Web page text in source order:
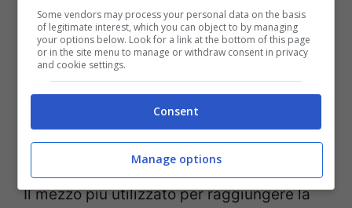
Leggi anche –>La spiaggia caraibica più
bella d’Europa è in Corsica: un paradiso a
due passi da noi
Guida della Corsica: arrivare in
nave
Il mezzo più utilizzato per raggiungere la
Some vendors may process your personal data on the basis
of legitimate interest, which you can object to by managing
your options below. Look for a link at the bottom of this page
or in the site menu to manage or withdraw consent in privacy
and cookie settings.
Consent
Manage options